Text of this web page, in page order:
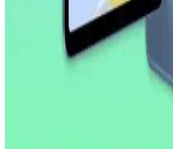
Apple, iPad Pro'da donanım yeniliklerini
tarafında profesyonel kullanıcılar için
geliştirmeye odaklanıyor. Bu strateji cihazın
2026 İlk Yarısında A18 Çipli
2026'nın ilk yarısında çıkacak yeni iPad
RAM ile performansını artırıyor. OLED